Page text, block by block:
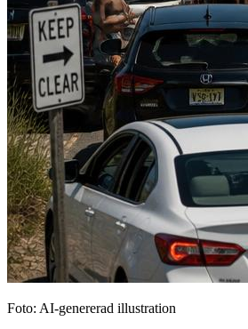
Foto: AI-genererad illustration